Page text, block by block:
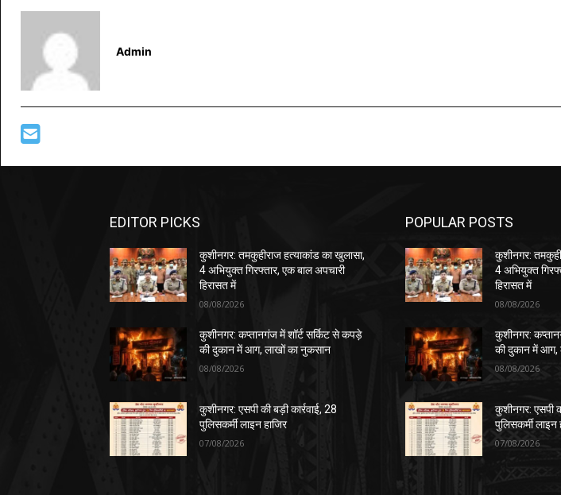
Admin
EDITOR PICKS
कुशीनगर: तमकुहीराज हत्याकांड का खुलासा,
4 अभियुक्त गिरफ्तार, एक बाल अपचारी
हिरासत में
08/08/2026
कुशीनगर: कप्तानगंज में शॉर्ट सर्किट से कपड़े
की दुकान में आग, लाखों का नुकसान
08/08/2026
कुशीनगर: एसपी की बड़ी कार्रवाई, 28
पुलिसकर्मी लाइन हाजिर
07/08/2026
POPULAR POSTS
कुशीनगर:
4 अभियुक्त
हिरासत में
08/08/2026
कुशीनगर:
की दुकान में आग,
08/08/2026
कुशीनगर: एसपी
पुलिसकर्मी लाइन
07/08/2026